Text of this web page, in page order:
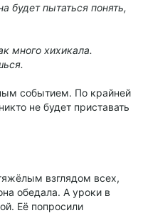
будет пытаться понять,
много хихикала.
событием. По крайней
не будет приставать
взглядом всех,
обедала. А уроки в
Её попросили